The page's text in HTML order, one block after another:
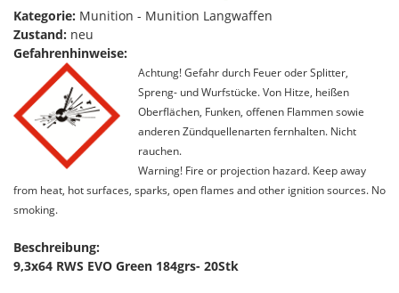
Kategorie: Munition - Munition Langwaffen
Zustand: neu
Gefahrenhinweise:
Achtung! Gefahr durch Feuer oder Splitter,
Spreng- und Wurfstücke. Von Hitze, heißen
Oberflächen, Funken, offenen Flammen sowie
anderen Zündquellenarten fernhalten. Nicht
rauchen.
Warning! Fire or projection hazard. Keep away
from heat, hot surfaces, sparks, open flames and other ignition sources. No
smoking.
Beschreibung:
9,3x64 RWS EVO Green 184grs- 20Stk